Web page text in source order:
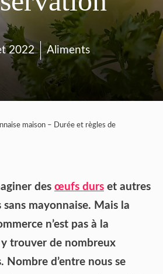
2022 Aliments
maison – Durée et règles de
des œufs durs et autres
sans mayonnaise. Mais la
n’est pas à la
trouver de nombreux
Nombre d’entre nous se